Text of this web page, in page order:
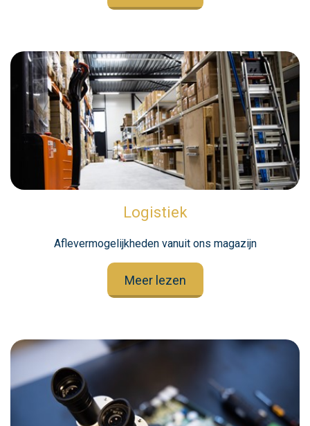
Logistiek
Aflevermogelijkheden vanuit ons magazijn
Meer lezen